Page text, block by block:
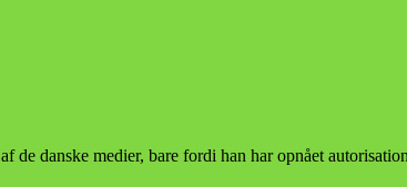
af de danske medier, bare fordi han har opnået